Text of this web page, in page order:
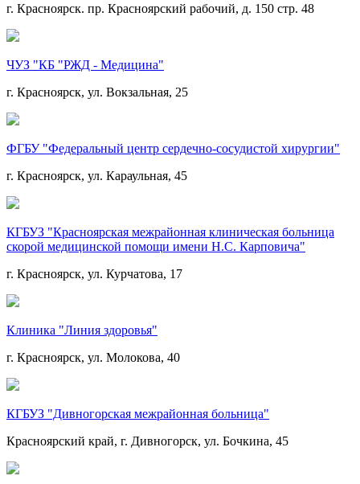
г. Красноярск. пр. Красноярский рабочий, д. 150 стр. 48
ЧУЗ "КБ "РЖД - Медицина"
г. Красноярск, ул. Вокзальная, 25
ФГБУ "Федеральный центр сердечно-сосудистой хирургии"
г. Красноярск, ул. Караульная, 45
КГБУЗ "Красноярская межрайонная клиническая больница
скорой медицинской помощи имени Н.С. Карповича"
г. Красноярск, ул. Курчатова, 17
Клиника "Линия здоровья"
г. Красноярск, ул. Молокова, 40
КГБУЗ "Дивногорская межрайонная больница"
Красноярский край, г. Дивногорск, ул. Бочкина, 45